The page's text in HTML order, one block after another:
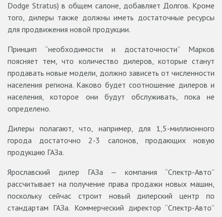
Dodge Strаtus) в общем салоне, добавляет Долгов. Кроме
того, дилеры также должны иметь достаточные ресурсы
для продвижения новой продукции.
Принцип “необходимости и достаточности” Марков
поясняет тем, что количество дилеров, которые станут
продавать новые модели, должно зависеть от численности
населения региона. Каково будет соотношение дилеров и
населения, которое они будут обслуживать, пока не
определено.
Дилеры полагают, что, например, для 1,5-миллионного
города достаточно 2-3 салонов, продающих новую
продукцию ГАЗа.
Ярославский дилер ГАЗа — компания “Спектр-Авто”
рассчитывает на получение права продажи новых машин,
поскольку сейчас строит новый дилерский центр по
стандартам ГАЗа. Коммерческий директор “Спектр-Авто”